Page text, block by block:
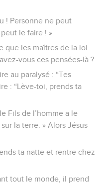
! Personne ne peut
le faire ! »
que les maîtres de la loi
vous ces pensées-là ?
au paralysé : “Tes
: “Lève-toi, prends ta
Fils de l’homme a le
la terre. » Alors Jésus
ta natte et rentre chez
tout le monde, il prend